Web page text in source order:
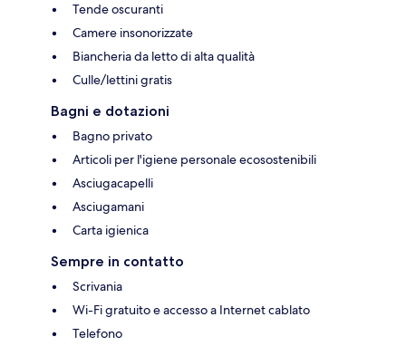
Tende oscuranti
Camere insonorizzate
Biancheria da letto di alta qualità
Culle/lettini gratis
Bagni e dotazioni
Bagno privato
Articoli per l'igiene personale ecosostenibili
Asciugacapelli
Asciugamani
Carta igienica
Sempre in contatto
Scrivania
Wi-Fi gratuito e accesso a Internet cablato
Telefono